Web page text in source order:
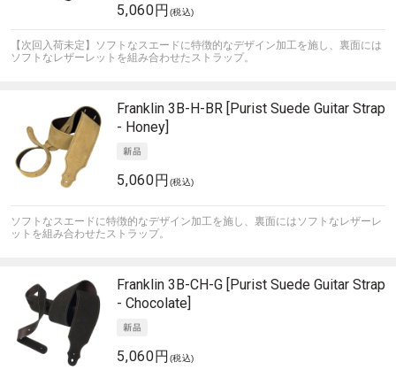
5,060円 (税込)
【次回入荷未定】ソフトなスエードに特徴的なデザイン加工を施し、裏面には
ソフトなレザーレットを組み合わせたストラップ。
Franklin 3B-H-BR [Purist Suede Guitar Strap
- Honey]
5,060円 (税込)
ソフトなスエードに特徴的なデザイン加工を施し、裏面にはソフトなレザーレ
ットを組み合わせたストラップ。
Franklin 3B-CH-G [Purist Suede Guitar Strap
- Chocolate]
5,060円 (税込)